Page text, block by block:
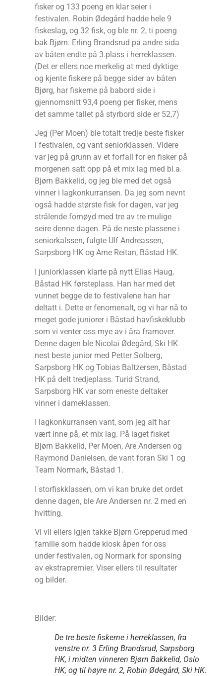
fisker og 133 poeng en klar seier i
festivalen. Robin Ødegård hadde hele 9
fiskeslag, og 32 fisk, og ble nr. 2, ti poeng
bak Bjørn. Erling Brandsrud på andre sida
av båten endte på 3.plass i herreklassen.
(Det er ellers noe merkelig at med dyktige
og kjente fiskere på begge sider av båten
Bjørg, har fiskerne på babord side i
gjennomsnitt 93,4 poeng per fisker, mens
det samme tallet på styrbord side er 52,7)
Jeg (Per Moen) ble totalt tredje beste fisker
i festivalen, og vant seniorklassen. Videre
var jeg på grunn av et forfall for en fisker på
morgenen satt opp på et mix lag med bl.a.
Bjørn Bakkelid, og jeg ble med det også
vinner i lagkonkurransen. Da jeg som nevnt
også hadde største fisk for dagen, var jeg
strålende fornøyd med tre av tre mulige
seire denne dagen. På de neste plassene i
seniorkalssen, fulgte Ulf Andreassen,
Sarpsborg HK og Arne Reitan, Båstad HK.
I juniorklassen klarte på nytt Elias Haug,
Båstad HK førsteplass. Han har med det
vunnet begge de to festivalene han har
deltatt i. Dette er fenomenalt, og vi har nå to
meget gode juniorer i Båstad havfiskeklubb
som vi venter oss mye av i åra framover.
Denne dagen ble Nicolai Ødegård, Ski HK
nest beste junior med Petter Solberg,
Sarpsborg HK og Tobias Baltzersen, Båstad
HK på delt tredjeplass. Turid Strand,
Sarpsborg HK var som eneste deltaker
vinner i dameklassen.
I lagkonkurransen vant, som jeg alt har
vært inne på, et mix lag. På laget fisket
Bjørn Bakkelid, Per Moen, Are Andersen og
Raymond Danielsen, de vant foran Ski 1 og
Team Normark, Båstad 1.
I storfiskklassen, om vi kan bruke det ordet
denne dagen, ble Are Andersen nr. 2 med en
hvitting.
Vi vil ellers igjen takke Bjørn Grepperud med
familie som hadde kiosk åpen for oss
under festivalen, og Normark for sponsing
av ekstrapremier. Viser ellers til resultater
og bilder.
Bilder:
De tre beste fiskerne i herreklassen, fra
venstre nr. 3 Erling Brandsrud, Sarpsborg
HK, i midten vinneren Bjørn Bakkelid, Oslo
HK, og til høyre nr. 2, Robin Ødegård, Ski HK.